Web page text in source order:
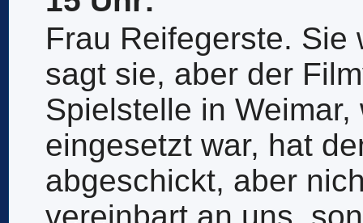
Frau Reifegerste. Sie
sagt sie, aber der
Spielstelle in
eingesetzt war, hat
abgeschickt, aber